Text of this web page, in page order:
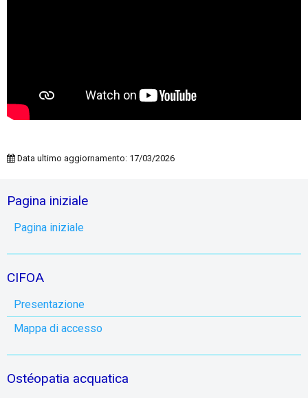
Data ultimo aggiornamento: 17/03/2026
Pagina iniziale
Pagina iniziale
CIFOA
Presentazione
Mappa di accesso
Ostéopatia acquatica